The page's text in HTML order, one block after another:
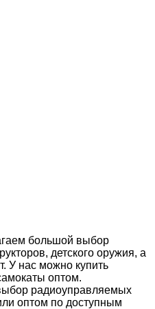
большой выбор
детского оружия, а
У нас можно купить
оптом.
радиоуправляемых
оптом по доступным